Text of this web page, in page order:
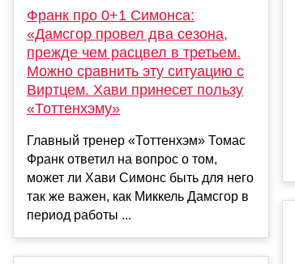
Франк про 0+1 Симонса:
«Дамсгор провел два сезона,
прежде чем расцвел в третьем.
Можно сравнить эту ситуацию с
Виртцем. Хави принесет пользу
«Тоттенхэму»
Главный тренер «Тоттенхэм» Томас
Франк ответил на вопрос о том,
может ли Хави Симонс быть для него
так же важен, как Миккель Дамсгор в
период работы ...